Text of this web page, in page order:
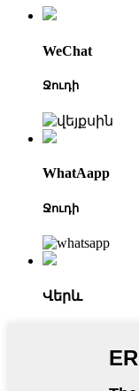
WeChat
Ջուդի
WhatAapp
Ջուդի
Վերև